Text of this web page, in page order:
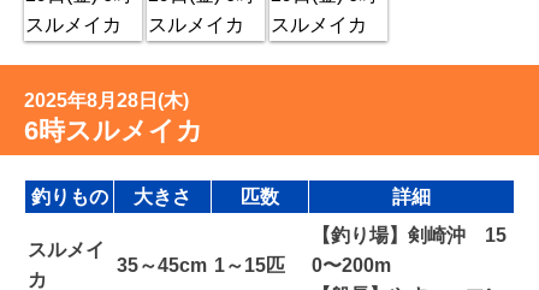
2025年8月28日(木)
6時スルメイカ
釣りもの 大きさ 匹数 詳細
スルメイ
カ
35～45cm 1～15匹
【釣り場】剣崎沖 15
0〜200m